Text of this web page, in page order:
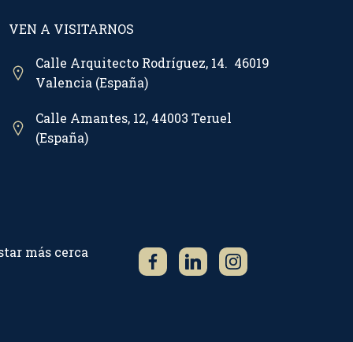
VEN A VISITARNOS
Calle Arquitecto Rodríguez, 14. 46019
Valencia (España)
Calle Amantes, 12, 44003 Teruel
(España)
más cerca